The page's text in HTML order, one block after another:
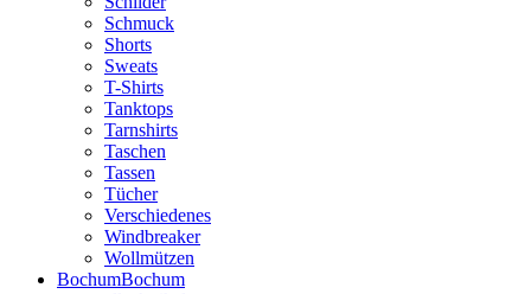
Schmuck
Shorts
Sweats
T-Shirts
Tanktops
Tarnshirts
Taschen
Tassen
Tücher
Verschiedenes
Windbreaker
Wollmützen
BochumBochum